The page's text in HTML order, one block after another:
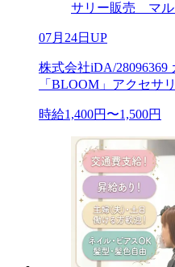
サリー販売 マル
07月24日UP
株式会社iDA/28096369
「BLOOM」アクセサ
時給1,400円〜1,500円